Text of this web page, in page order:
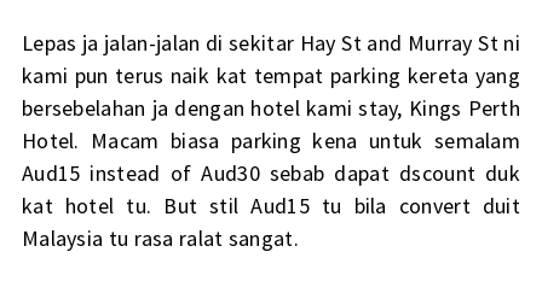
Lepas ja jalan-jalan di sekitar Hay St and Murray St ni
kami pun terus naik kat tempat parking kereta yang
bersebelahan ja dengan hotel kami stay, Kings Perth
Hotel. Macam biasa parking kena untuk semalam
Aud15 instead of Aud30 sebab dapat dscount duk
kat hotel tu. But stil Aud15 tu bila convert duit
Malaysia tu rasa ralat sangat.